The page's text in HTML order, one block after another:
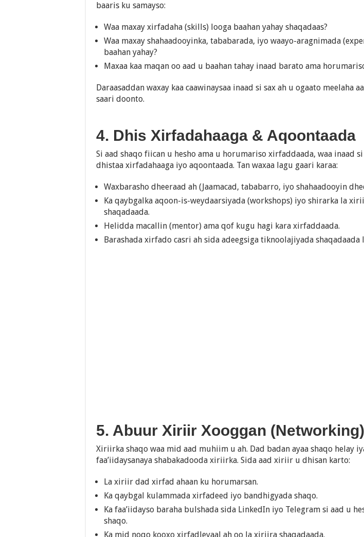
baaris ku samayso:
Waa maxay xirfadaha (skills) looga baahan yahay shaqadaas?
Waa maxay shahaadooyinka, tababarada, iyo waayo-aragnimada
baahan yahay?
Maxaa kaa maqan oo aad u baahan tahay inaad barato ama
Daraasaddan waxay kaa caawinaysaa inaad si sax ah u ogaato meelaha
saari doonto.
4. Dhis Xirfadahaaga & Aqoontaada
Si aad shaqo fiican u hesho ama u horumariso xirfaddaada, waa inaad
dhistaa xirfadahaaga iyo aqoontaada. Tan waxaa lagu gaari karaa:
Waxbarasho dheeraad ah (Jaamacad, tababarro, iyo shahaadooyin
Ka qaybgalka aqoon-is-weydaarsiyada (workshops) iyo shirarka la
shaqadaada.
Helidda macallin (mentor) ama qof kugu hagi kara xirfaddaada.
Barashada xirfado casri ah sida adeegsiga tiknoolajiyada
5. Abuur Xiriir Xooggan (Networking)
Xiriirka shaqo waa mid aad muhiim u ah. Dad badan ayaa shaqo helay
faa’iidaysanaya shabakadooda xiriirka. Sida aad xiriir u dhisan karto:
La xiriir dad xirfad ahaan ku horumarsan.
Ka qaybgal kulammada xirfadeed iyo bandhigyada shaqo.
Ka faa’iidayso baraha bulshada sida LinkedIn iyo Telegram si aad u
shaqo.
Ka mid noqo kooxo xirfadleyaal ah oo la xiriira shaqadaada.